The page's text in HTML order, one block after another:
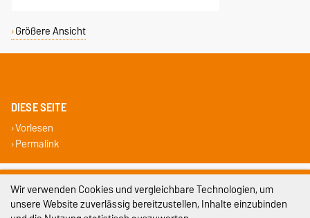
Größere Ansicht
DIESE SEITE
Vorlesen
Permalink
Impressum
Datenschutz
Wir verwenden Cookies und vergleichbare Technologien, um
unsere Website zuverlässig bereitzustellen, Inhalte einzubinden